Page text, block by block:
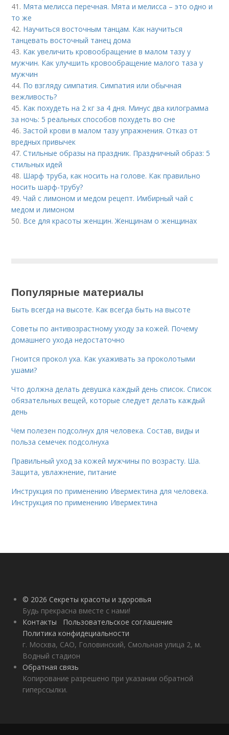
41. Мята мелисса перечная. Мята и мелисса – это одно и
то же
42. Научиться восточным танцам. Как научиться
танцевать восточный танец дома
43. Как увеличить кровообращение в малом тазу у
мужчин. Как улучшить кровообращение малого таза у
мужчин
44. По взгляду симпатия. Симпатия или обычная
вежливость?
45. Как похудеть на 2 кг за 4 дня. Минус два килограмма
за ночь: 5 реальных способов похудеть во сне
46.Застой крови в малом тазу упражнения. Отказ от
вредных привычек
47.Стильные образы на праздник. Праздничный образ: 5
стильных идей
48. Шарф труба, как носить на голове. Как правильно
носить шарф-трубу?
49.Чай с лимоном и медом рецепт. Имбирный чай с
медом и лимоном
50. Все для красоты женщин. Женщинам о женщинах
Популярные материалы
Быть всегда на высоте. Как всегда быть на высоте
Советы по антивозрастному уходу за кожей. Почему
домашнего ухода недостаточно
Гноится прокол уха. Как ухаживать за проколотыми
ушами?
Что должна делать девушка каждый день список. Список
обязательных вещей, которые следует делать каждый
день
Чем полезен подсолнух для человека. Состав, виды и
польза семечек подсолнуха
Правильный уход за кожей мужчины по возрасту. Ша.
Защита, увлажнение, питание
Инструкция по применению Ивермектина для человека.
Инструкция по применению Ивермектина
© 2026 Секреты красоты и здоровья
Будь прекрасна вместе с нами!
Контакты
Пользовательское соглашение
Политика конфидециальности
г. Москва, САО, Головинский, Смольная улица 2, м.
Водный стадион
Обратная связь
Копирование разрешено при указании обратной
гиперссылки.